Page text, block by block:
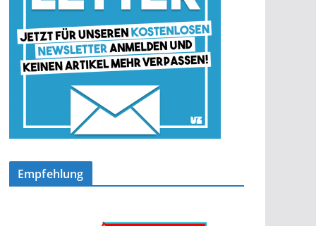
Empfehlung